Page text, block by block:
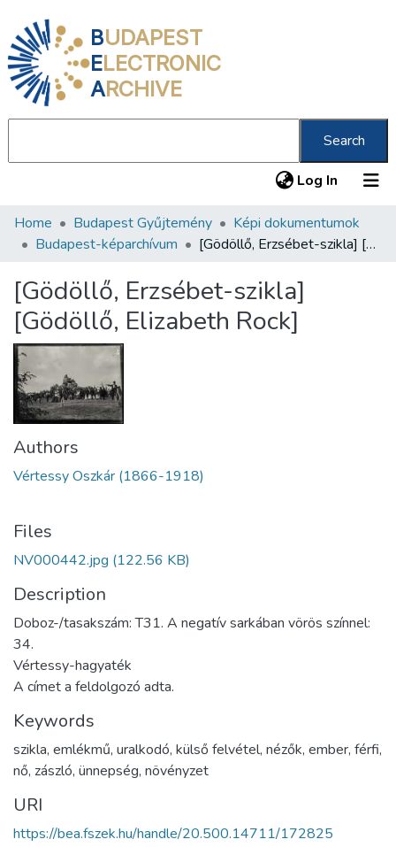
BUDAPEST
ELECTRONIC
ARCHIVE
Search
Log In (current)
Communities & Collections
Statistics
About us
Home Budapest Gyűjtemény
Képi dokumentumok
Budapest-képarchívum
[Gödöllő, Erzsébet-szikla] [Gödöllő, Elizabeth Rock]
[Gödöllő, Erzsébet-szikla]
[Gödöllő, Elizabeth Rock]
Authors
Vértessy Oszkár (1866-1918)
Files
NV000442.jpg (122.56 KB)
Description
Doboz-/tasakszám: T31. A negatív sarkában vörös színnel:
34.
Vértessy-hagyaték
A címet a feldolgozó adta.
Keywords
szikla, emlékmű, uralkodó, külső felvétel, nézők, ember, férfi,
nő, zászló, ünnepség, növényzet
URI
https://bea.fszek.hu/handle/20.500.14711/172825